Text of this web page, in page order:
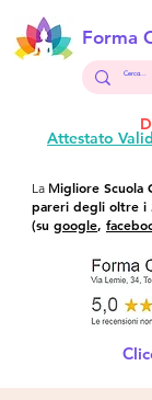
Forma
Attestato
La Migliore Scuola
pareri degli oltre i
(su google,